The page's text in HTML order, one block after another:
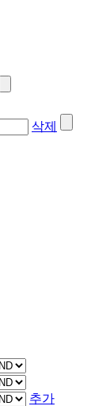
삭제
추가